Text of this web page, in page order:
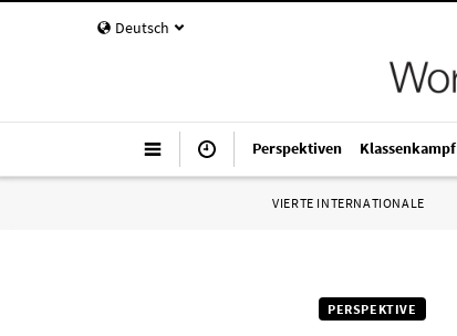
Deutsch
Perspektiven Klassenkampf
VIERTE INTERNATIONALE
PERSPEKTIVE